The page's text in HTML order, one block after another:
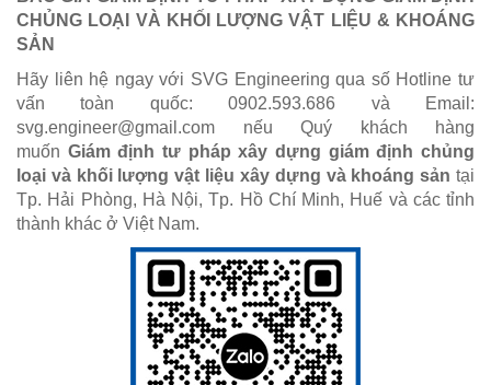
CHỦNG LOẠI VÀ KHỐI LƯỢNG VẬT LIỆU & KHOÁNG
SẢN
Hãy liên hệ ngay với SVG Engineering qua số Hotline tư
vấn toàn quốc: 0902.593.686 và Email:
svg.engineer@gmail.com nếu Quý khách hàng
muốn Giám định tư pháp xây dựng giám định chủng
loại và khối lượng vật liệu xây dựng và khoáng sản tại
Tp. Hải Phòng, Hà Nội, Tp. Hồ Chí Minh, Huế và các tỉnh
thành khác ở Việt Nam.